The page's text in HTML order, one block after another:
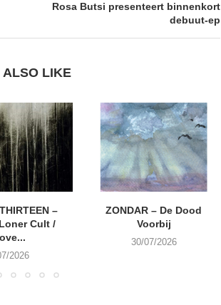
Rosa Butsi presenteert binnenkort
debuut-ep
ALSO LIKE
–
Cult /
2026
ZONDAR – De Dood
Voorbij
30/07/2026